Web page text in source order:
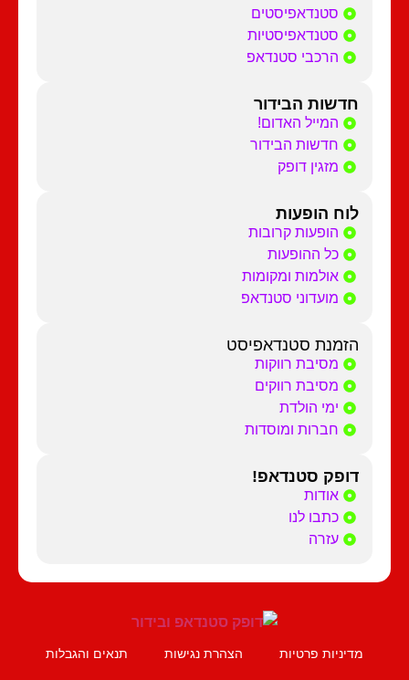
סטנדאפיסטים
סטנדאפיסטיות
הרכבי סטנדאפ
חדשות הבידור
המייל האדום!
חדשות הבידור
מזגין דופק
לוח הופעות
הופעות קרובות
כל ההופעות
אולמות ומקומות
מועדוני סטנדאפ
הזמנת סטנדאפיסט
מסיבת רווקות
מסיבת רווקים
ימי הולדת
חברות ומוסדות
דופק סטנדאפ!
אודות
כתבו לנו
עזרה
מדיניות פרטיות הצהרת נגישות תנאים והגבלות